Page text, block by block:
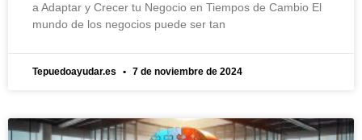
a Adaptar y Crecer tu Negocio en Tiempos de Cambio El
mundo de los negocios puede ser tan
Tepuedoayudar.es 7 de noviembre de 2024